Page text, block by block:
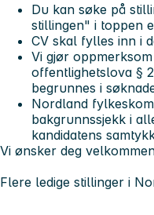
Du kan søke på
stillingen" i toppen
CV skal fylles inn i
Vi gjør
offentlighetslova §
begrunnes i
Nordland
bakgrunnssjekk i
kandidatens
Vi ønsker deg
Flere ledige stillinger i